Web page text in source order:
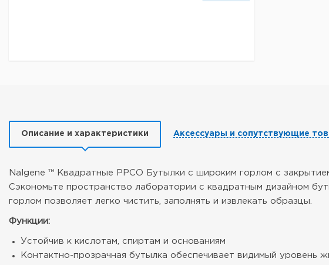
Описание и характеристики Аксессуары и сопутствующие
Nalgene ™ Квадратные PPCO Бутылки с широким горлом с
Сэкономьте пространство лаборатории с квадратным дизайном
горлом позволяет легко чистить, заполнять и извлекать образцы.
Функции:
Устойчив к кислотам, спиртам и основаниям
Контактно-прозрачная бутылка обеспечивает видимый уровень